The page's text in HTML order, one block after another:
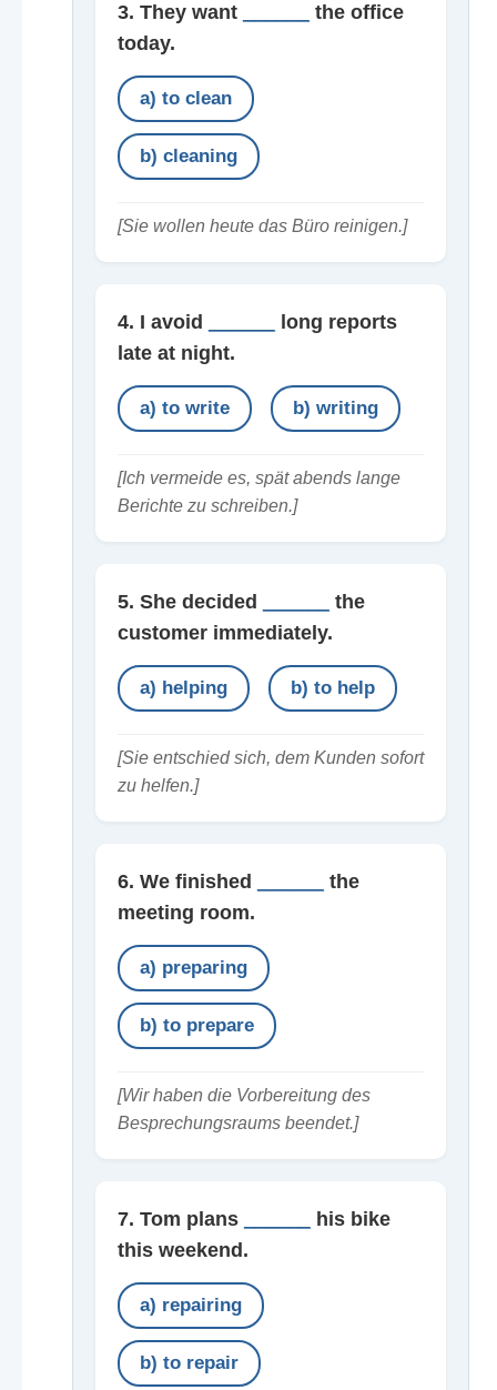
3. They want
the office
today.
a) to clean
b) cleaning
[Sie wollen heute das Büro reinigen.]
4. I avoid
long reports
late at night.
a) to write b) writing
[Ich vermeide es, spät abends lange
Berichte zu schreiben.]
5. She decided
the
customer immediately.
a) helping b) to help
[Sie entschied sich, dem Kunden sofort
zu helfen.]
6. We finished
the
meeting room.
a) preparing
b) to prepare
[Wir haben die Vorbereitung des
Besprechungsraums beendet.]
7. Tom plans
his bike
this weekend.
a) repairing
b) to repair